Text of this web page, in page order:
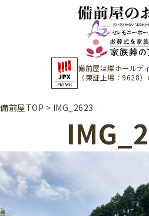
備前屋は燦ホールデ
（東証上場：9628）
備前屋TOP > IMG_2623